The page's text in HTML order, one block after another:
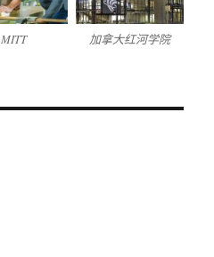
MITT 加拿大红河学院